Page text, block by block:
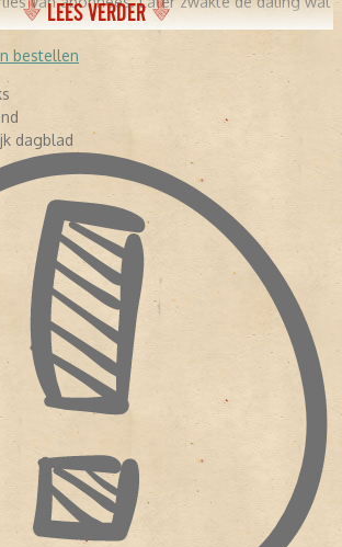
LEES VERDER
bestellen
dagblad